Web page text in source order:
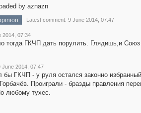
by aznazn
Latest comment: 9 June 2014, 07:47
2014, 07:34
тогда ГКЧП дать порулить. Глядишь,и Союз
June 2014, 07:47
бы ГКЧП - у руля остался законно избранный
Проиграли - бразды правления
любому тухес.